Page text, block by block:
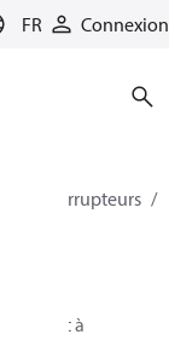
FR Connexion
Interrupteurs
Pressostat à